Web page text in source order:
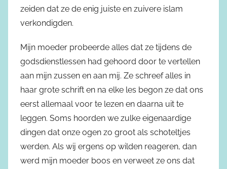
zeiden dat ze de enig juiste en zuivere islam
verkondigden.
Mijn moeder probeerde alles dat ze tijdens de
godsdienstlessen had gehoord door te vertellen
aan mijn zussen en aan mij. Ze schreef alles in
haar grote schrift en na elke les begon ze dat ons
eerst allemaal voor te lezen en daarna uit te
leggen. Soms hoorden we zulke eigenaardige
dingen dat onze ogen zo groot als schoteltjes
werden. Als wij ergens op wilden reageren, dan
werd mijn moeder boos en verweet ze ons dat